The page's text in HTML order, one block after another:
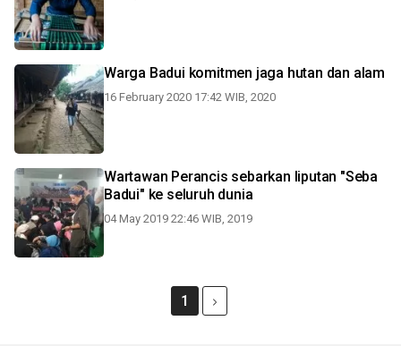
Warga Badui komitmen jaga hutan dan alam
16 February 2020 17:42 WIB, 2020
Wartawan Perancis sebarkan liputan "Seba
Badui" ke seluruh dunia
04 May 2019 22:46 WIB, 2019
1